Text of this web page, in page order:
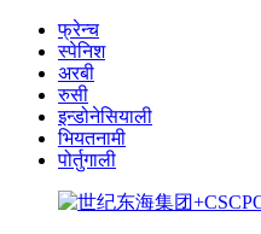
फ्रेन्च
स्पेनिश
अरबी
रुसी
इन्डोनेसियाली
भियतनामी
पोर्तुगाली